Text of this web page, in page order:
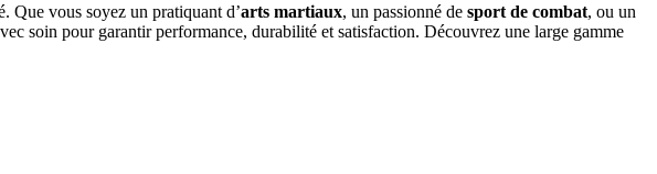
Que vous soyez un pratiquant d’arts martiaux, un passionné de sport de combat, ou un
soin pour garantir performance, durabilité et satisfaction. Découvrez une large gamme